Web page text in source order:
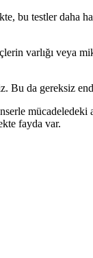
testler daha
varlığı veya
Bu da gereksiz
fayda var.